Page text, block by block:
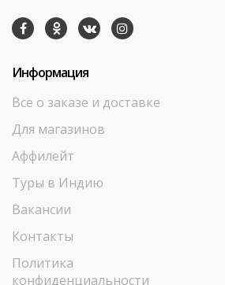
Информация
Все о заказе и доставке
Для магазинов
Аффилейт
Туры в Индию
Вакансии
Контакты
Политика
конфиденциальности